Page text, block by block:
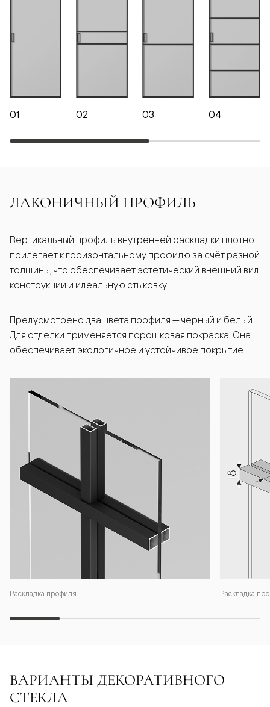
01 02 03 04
ЛАКОНИЧНЫЙ ПРОФИЛЬ
Раскладка профиля Раскладка
Вертикальный профиль внутренней раскладки плотно
прилегает к горизонтальному профилю за счёт разной
толщины, что обеспечивает эстетический внешний вид
конструкции и идеальную стыковку.
Предусмотрено два цвета профиля — черный и белый.
Для отделки применяется порошковая покраска. Она
обеспечивает экологичное и устойчивое покрытие.
ВАРИАНТЫ ДЕКОРАТИВНОГО
СТЕКЛА